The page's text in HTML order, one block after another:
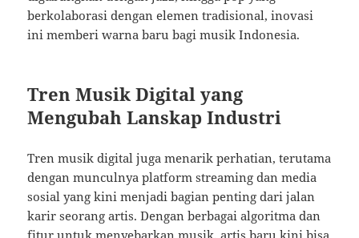
berkolaborasi dengan elemen tradisional, inovasi
ini memberi warna baru bagi musik Indonesia.
Tren Musik Digital yang
Mengubah Lanskap Industri
Tren musik digital juga menarik perhatian, terutama
dengan munculnya platform streaming dan media
sosial yang kini menjadi bagian penting dari jalan
karir seorang artis. Dengan berbagai algoritma dan